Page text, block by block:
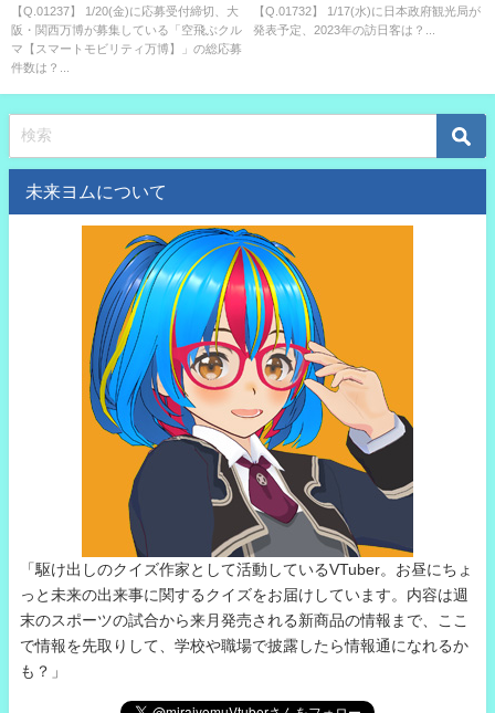
ている「空飛ぶクルマ【スマー
トモビリティ万博】」の総応募
件数は？
【Q.01237】 1/20(金)に応募受付締切、大
阪・関西万博が募集している「空飛ぶクル
マ【スマートモビリティ万博】」の総応募
件数は？...
日客数は？
【Q.01732】 1/17(水)に日本政府観光局が
発表予定、2023年の訪日客は？...
未来ヨムについて
「駆け出しのクイズ作家として活動しているVTuber。お昼にちょ
っと未来の出来事に関するクイズをお届けしています。内容は週
末のスポーツの試合から来月発売される新商品の情報まで、ここ
で情報を先取りして、学校や職場で披露したら情報通になれるか
も？」